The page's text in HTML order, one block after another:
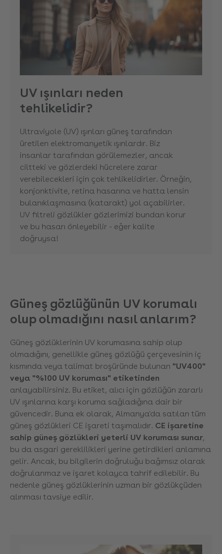
UV ışınları neden
tehlikelidir?
Ultraviyole (UV) ışınları güneş tarafından
üretilen elektromanyetik ışınlardır. Biz
insanlar tarafından görülemezler, ancak
ciltteki ve gözlerdeki hücrelere zarar
verebilecekleri için çok tehlikelidirler. Örneğin,
konjonktivite, retina hasarına ve hatta lensin
bulanıklaşmasına (katarakt) yol açabilirler.
UV filtreli gözlükler gözlerimizi bundan korur
ve bu hasarı önleyebilir - eğer kalite
doğruysa!
Güneş gözlüğünün UV korumalı
olup olmadığını nasıl anlarım?
Güneş gözlüklerinin UV korumasına sahip olup
olmadığını, genellikle güneş gözlüğü çerçevesinin iç
kısmında veya talimat broşüründe bulunan "UV400"
veya "%100 UV koruması" etiketinden
anlayabilirsiniz. Bu etiket, alıcı için gözlüğün zararlı
UV ışınlarına karşı koruma sağladığına dair bir
güvencedir. Buna ek olarak, Almanya'da satılan tüm
güneş gözlükleri CE işareti taşımalıdır. CE işaretine
sahip güneş gözlükleri yeterli UV koruması sunar,
bu da asgari gereklilikleri yerine getirdikleri anlamına
gelir. Ancak, bu bilgilerin doğruluğu bağımsız olarak
doğrulanmaz ve işaret kolayca tahrif edilebilir. Bu
nedenle güneş gözlüklerinin uzman bir gözlükçüden
alınması tavsiye edilir.